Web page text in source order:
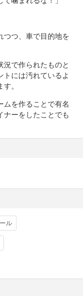
つつ、車で目的地を
況で作られたものと
トには汚れているよ
。
ムを作ることで有名
ナーをしたことでも
ル